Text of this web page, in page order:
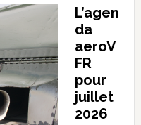
L’agen
da
aeroV
FR
pour
juillet
2026